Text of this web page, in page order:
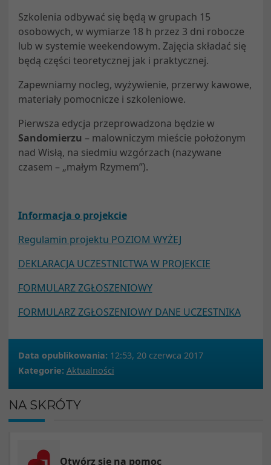
Szkolenia odbywać się będą w grupach 15
osobowych, w wymiarze 18 h przez 3 dni robocze
lub w systemie weekendowym. Zajęcia składać się
będą części teoretycznej jak i praktycznej.
Zapewniamy nocleg, wyżywienie, przerwy kawowe,
materiały pomocnicze i szkoleniowe.
Pierwsza edycja przeprowadzona będzie w
Sandomierzu – malowniczym mieście położonym
nad Wisłą, na siedmiu wzgórzach (nazywane
czasem – „małym Rzymem”).
Informacja o projekcie
Regulamin projektu POZIOM WYŻEJ
DEKLARACJA UCZESTNICTWA W PROJEKCIE
FORMULARZ ZGŁOSZENIOWY
FORMULARZ ZGŁOSZENIOWY DANE UCZESTNIKA
Data opublikowania: 12:53, 20 czerwca 2017
Kategorie: Aktualności
NA SKRÓTY
Otwórz się na pomoc